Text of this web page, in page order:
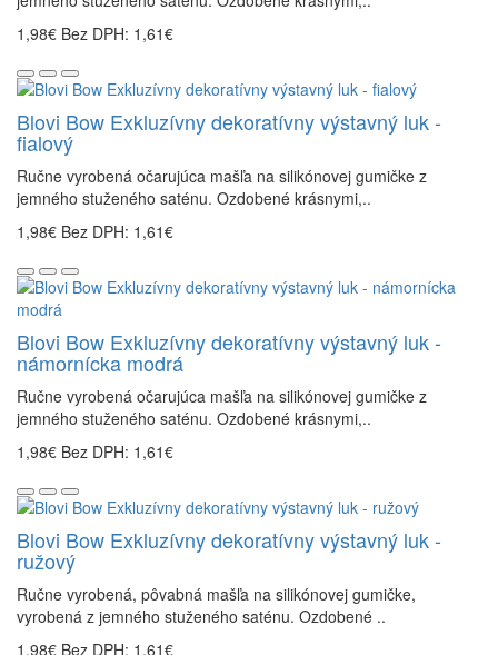
1,98€ Bez DPH: 1,61€
Blovi Bow Exkluzívny dekoratívny výstavný luk -
fialový
Ručne vyrobená očarujúca mašľa na silikónovej gumičke z
jemného stuženého saténu. Ozdobené krásnymi,..
1,98€ Bez DPH: 1,61€
Blovi Bow Exkluzívny dekoratívny výstavný luk -
námornícka modrá
Ručne vyrobená očarujúca mašľa na silikónovej gumičke z
jemného stuženého saténu. Ozdobené krásnymi,..
1,98€ Bez DPH: 1,61€
Blovi Bow Exkluzívny dekoratívny výstavný luk -
ružový
Ručne vyrobená, pôvabná mašľa na silikónovej gumičke,
vyrobená z jemného stuženého saténu. Ozdobené ..
1,98€ Bez DPH: 1,61€